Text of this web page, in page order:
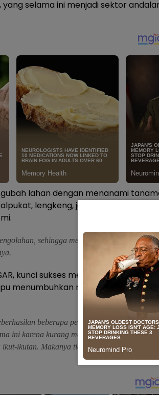
selama ini menjadi sektor
lahan dengan menanami
lengkeng, jeruk dan lainnya bisa
sehingga menghasilkan produk yang
kunci sukses menjadi seorang
menumbuhkan mindset pelaku
beberapa pelaku UMKM dalam
ini karena kurang membaca peluang pasar
ikutan. Makanya tidak bertahan. Carilah